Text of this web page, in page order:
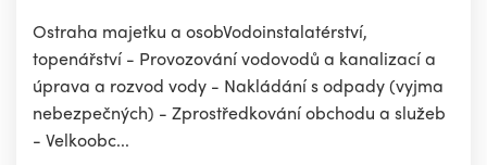
Ostraha majetku a osobVodoinstalatérství,
topenářství - Provozování vodovodů a kanalizací a
úprava a rozvod vody - Nakládání s odpady (vyjma
nebezpečných) - Zprostředkování obchodu a služeb
- Velkoobc...